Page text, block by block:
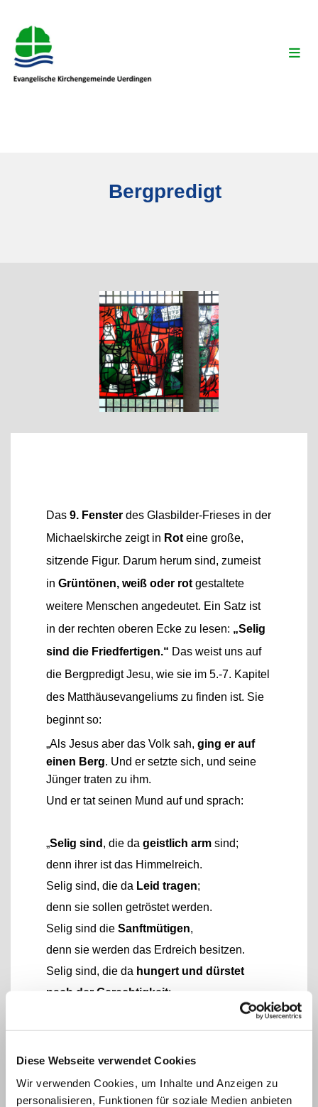
Diese Webseite verwendet Cookies
Wir verwenden Cookies, um Inhalte und Anzeigen zu
personalisieren, Funktionen für soziale Medien anbieten
Bergpredigt
Das 9. Fenster des Glasbilder-Frieses in der
Michaelskirche zeigt in Rot eine große,
sitzende Figur. Darum herum sind, zumeist
in Grüntönen, weiß oder rot gestaltete
weitere Menschen angedeutet. Ein Satz ist
in der rechten oberen Ecke zu lesen: „Selig
sind die Friedfertigen.“ Das weist uns auf
die Bergpredigt Jesu, wie sie im 5.-7. Kapitel
des Matthäusevangeliums zu finden ist. Sie
beginnt so:
„Als Jesus aber das Volk sah, ging er auf
einen Berg. Und er setzte sich, und seine
Jünger traten zu ihm.
Und er tat seinen Mund auf und sprach:
„Selig sind , die da geistlich arm sind;
denn ihrer ist das Himmelreich.
Selig sind, die da Leid tragen;
denn sie sollen getröstet werden.
Selig sind die Sanftmütigen,
denn sie werden das Erdreich besitzen.
Selig sind, die da hungert und dürstet
nach der Gerechtigkeit;
Selig sind dieBarmherzigen,
denn sie werden Barmherzigkeit erlangen.
Selig sind,
die reinen Herzens sind
denn sie werden Gott schauen.